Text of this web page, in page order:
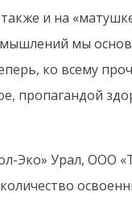
и на
мы
ко всему
пропагандой
Эко» Урал, ООО